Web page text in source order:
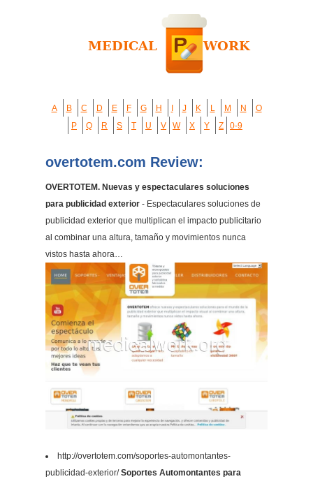
A B C D E F G H J K L M N
O
P
Q R S T U V W X Y Z 0-9
overtotem.com Review:
OVERTOTEM. Nuevas y espectaculares soluciones
para publicidad exterior - Espectaculares soluciones de
publicidad exterior que multiplican el impacto publicitario
al combinar una altura, tamaño y movimientos nunca
vistos hasta ahora…
http://overtotem.com/soportes-automontantes-
publicidad-exterior/Soportes Automontantes para